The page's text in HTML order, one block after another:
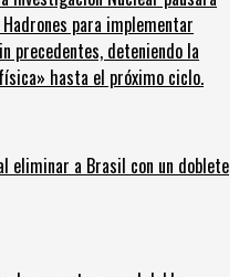
para implementar
precedentes, deteniendo la
hasta el próximo ciclo.
eliminar a Brasil con un doblete